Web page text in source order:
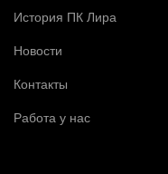
История ПК Лира
Новости
Контакты
Работа у нас